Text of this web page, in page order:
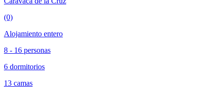
(0)
Alojamiento entero
8 - 16 personas
6 dormitorios
13 camas